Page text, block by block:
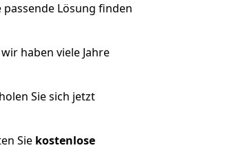
Lösung finden
haben viele Jahre
Sie sich jetzt
Sie kostenlose